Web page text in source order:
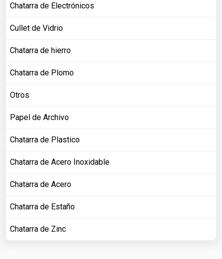
Chatarra de Electrónicos
Cullet de Vidrio
Chatarra de hierro
Chatarra de Plomo
Otros
Papel de Archivo
Chatarra de Plastico
Chatarra de Acero Inoxidable
Chatarra de Acero
Chatarra de Estaño
Chatarra de Zinc